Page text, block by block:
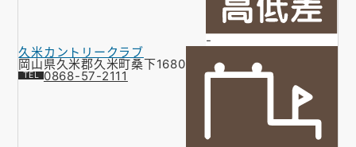
-
久米カントリークラブ
岡山県久米郡久米町桑下1680
0868-57-2111